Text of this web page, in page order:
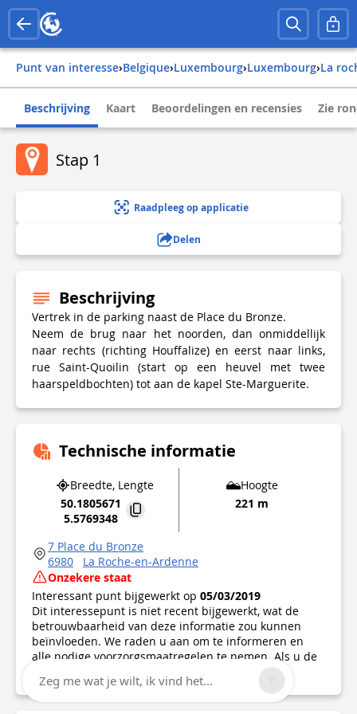
Punt van interesse› belgique› luxembourg› luxembourg› la
Beschrijving Kaart Beoordelingen en recensies Zie
Stap 1
Raadpleeg op applicatie
Delen
Beschrijving
Vertrek in de parking naast de Place du Bronze.
Neem de brug naar het noorden, dan onmiddellijk
naar rechts (richting Houffalize) en eerst naar links,
rue Saint-Quoilin (start op een heuvel met twee
haarspeldbochten) tot aan de kapel Ste-Marguerite.
Technische informatie
Breedte, Lengte
50.1805671
5.5769348
Hoogte
221 m
7 Place du Bronze
6980
La Roche-en-Ardenne
Onzekere staat
Interessant punt bijgewerkt op 05/03/2019
Dit interessepunt is niet recent bijgewerkt, wat de
betrouwbaarheid van deze informatie zou kunnen
beïnvloeden. We raden u aan om te informeren en
alle nodige voorzorgsmaatregelen te nemen. Als u de
auteur bent, controleer dan uw informatie.
Zeg me wat je wilt, ik vind het...